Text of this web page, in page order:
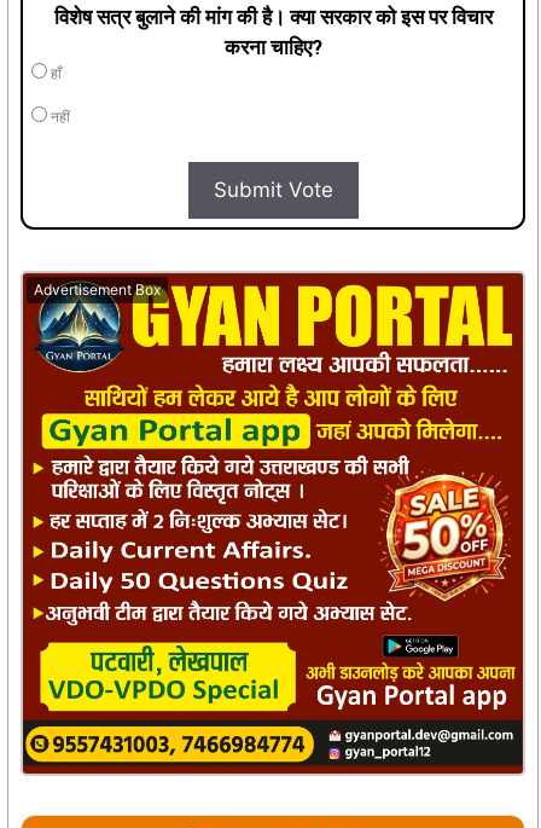
विशेष सत्र बुलाने की मांग की है। क्या सरकार को इस पर विचार
करना चाहिए?
हाँ
नहीं
Submit Vote
Advertisement Box